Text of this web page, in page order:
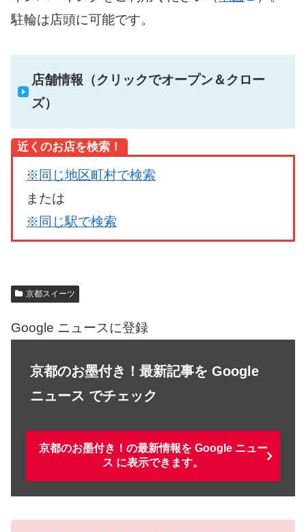
駐輪は店頭に可能です。
店舗情報（クリックでオープン＆クロー
ズ）
近くのお店を検索！
※同じ地区町村で検索
または
※同じ駅で検索
京都スイーツ
Google ニュースに登録
京都のお墨付き！最新記事を Google
ニュース でチェック
京都のお墨付き！の最新情報を Google ニュー
ス に表示できます。